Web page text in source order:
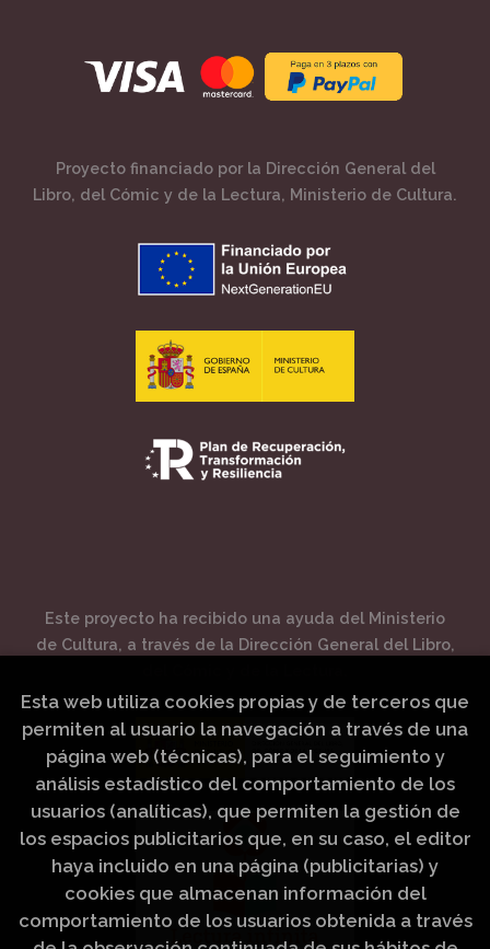
Proyecto financiado por la Dirección General del
Libro, del Cómic y de la Lectura, Ministerio de Cultura.
Este proyecto ha recibido una ayuda del Ministerio
de Cultura, a través de la Dirección General del Libro,
Esta web utiliza cookies propias y de terceros que
permiten al usuario la navegación a través de una
página web (técnicas), para el seguimiento y
análisis estadístico del comportamiento de los
usuarios (analíticas), que permiten la gestión de
los espacios publicitarios que, en su caso, el editor
haya incluido en una página (publicitarias) y
cookies que almacenan información del
comportamiento de los usuarios obtenida a través